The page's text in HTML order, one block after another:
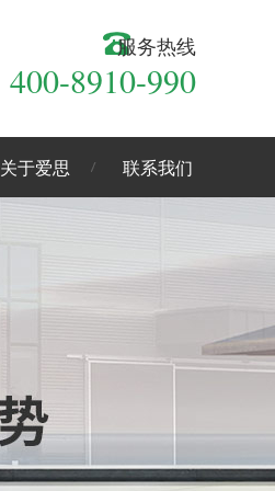
服务热线
400-8910-990
关于爱思 联系我们